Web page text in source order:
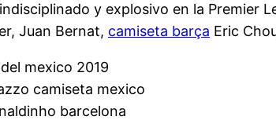
y explosivo en la Premier
Juan Bernat, camiseta barça Eric